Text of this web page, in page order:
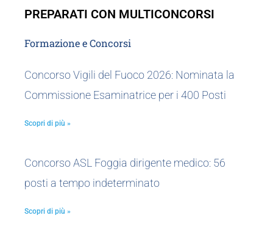
PREPARATI CON MULTICONCORSI
Formazione e Concorsi
Concorso Vigili del Fuoco 2026: Nominata la
Commissione Esaminatrice per i 400 Posti
Scopri di più »
Concorso ASL Foggia dirigente medico: 56
posti a tempo indeterminato
Scopri di più »